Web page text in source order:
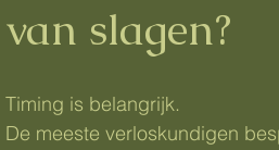
van slagen?
Timing is belangrijk.
De meeste verloskundigen